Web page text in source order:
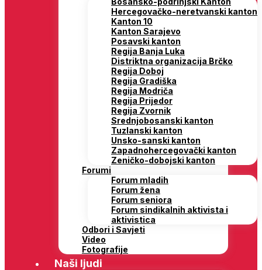
Hercegovačko-neretvanski kanton
Kanton 10
Kanton Sarajevo
Posavski kanton
Regija Banja Luka
Distriktna organizacija Brčko
Regija Doboj
Regija Gradiška
Regija Modriča
Regija Prijedor
Regija Zvornik
Srednjobosanski kanton
Tuzlanski kanton
Unsko-sanski kanton
Zapadnohercegovački kanton
Zeničko-dobojski kanton
Forumi
Forum mladih
Forum žena
Forum seniora
Forum sindikalnih aktivista i
aktivistica
Odbori i Savjeti
Video
Fotografije
Naši ljudi